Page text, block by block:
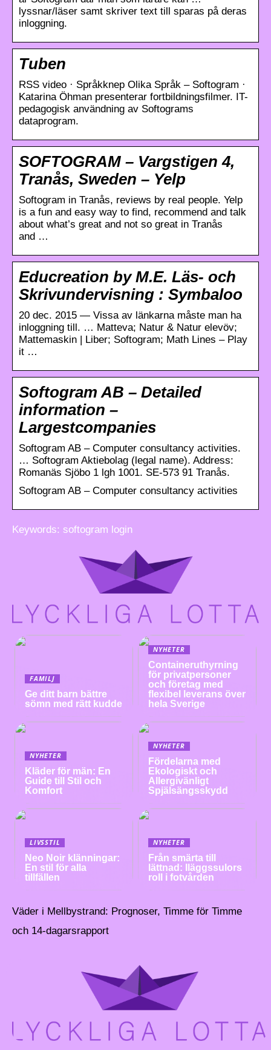
lyssnar/läser samt skriver text till sparas på deras
inloggning.
Tuben
RSS video · Språkknep Olika Språk – Softogram ·
Katarina Öhman presenterar fortbildningsfilmer. IT-
pedagogisk användning av Softograms
dataprogram.
SOFTOGRAM – Vargstigen 4,
Tranås, Sweden – Yelp
Softogram in Tranås, reviews by real people. Yelp
is a fun and easy way to find, recommend and talk
about what’s great and not so great in Tranås
and …
Educreation by M.E. Läs- och
Skrivundervisning : Symbaloo
20 dec. 2015 — Vissa av länkarna måste man ha
inloggning till. … Matteva; Natur & Natur elevöv;
Mattemaskin | Liber; Softogram; Math Lines – Play
it …
Softogram AB – Detailed
information –
Largestcompanies
Softogram AB – Computer consultancy activities.
… Softogram Aktiebolag (legal name). Address:
Romanäs Sjöbo 1 lgh 1001. SE-573 91 Tranås.
Softogram AB – Computer consultancy activities
Keywords: softogram login
FAMILJ
Ge ditt barn bättre
sömn med rätt kudde
NYHETER
Containeruthyrning
för privatpersoner
och företag med
flexibel leverans över
hela Sverige
NYHETER
Kläder för män: En
Guide till Stil och
Komfort
NYHETER
Fördelarna med
Ekologiskt och
Allergivänligt
Spjälsängsskydd
LIVSSTIL
Neo Noir klänningar:
En stil för alla
tillfällen
NYHETER
Från smärta till
lättnad: Iläggssulors
roll i fotvården
Väder i Mellbystrand: Prognoser, Timme för Timme
och 14-dagarsrapport